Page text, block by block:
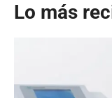
Lo más